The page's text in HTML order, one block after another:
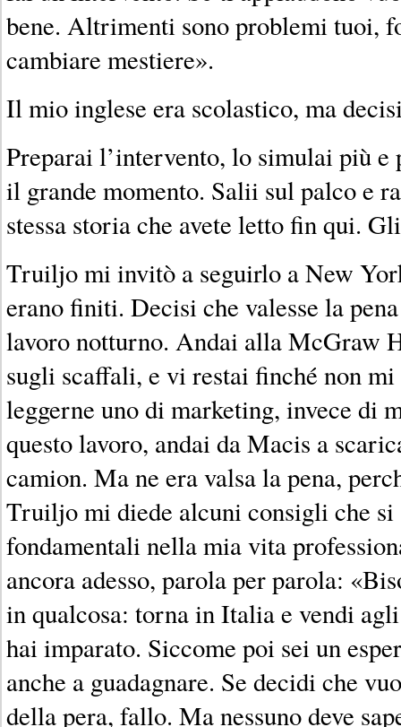
bene. Altrimenti sono problemi tuoi,
cambiare mestiere».
Il mio inglese era scolastico, ma
Preparai l’intervento, lo simulai più e
il grande momento. Salii sul palco e
stessa storia che avete letto fin qui.
Truiljo mi invitò a seguirlo a New
erano finiti. Decisi che valesse la
lavoro notturno. Andai alla McGraw
sugli scaffali, e vi restai finché non mi
leggerne uno di marketing, invece di
questo lavoro, andai da Macis a
camion. Ma ne era valsa la pena,
Truiljo mi diede alcuni consigli che
fondamentali nella mia vita
ancora adesso, parola per parola:
in qualcosa: torna in Italia e vendi
hai imparato. Siccome poi sei un
anche a guadagnare. Se decidi che
della pera, fallo. Ma nessuno deve